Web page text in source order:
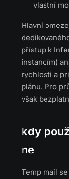
vlastní
Hlavní
přístup k
instancím)
rychlosti a
plánu. Pro
však
kdy
ne
Temp mail